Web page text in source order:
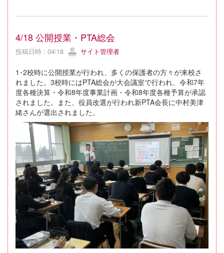
4/18 公開授業・PTA総会
投稿日時 : 04/18 サイト管理者
1･2校時に公開授業が行われ、多くの保護者の方々が来校さ
れました。3校時にはPTA総会が大会議室で行われ、令和7年
度各種決算・令和8年度事業計画・令和8年度各種予算が承認
されました。また、役員改選が行われ新PTA会長に中村美津
緒さんが選出されました。